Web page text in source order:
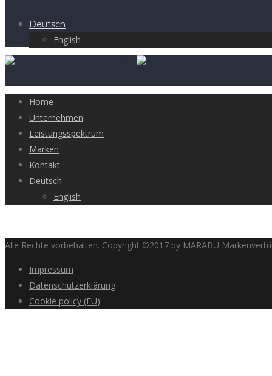
Deutsch
English
Home
Unternehmen
Leistungsspektrum
Marken
Kontakt
Deutsch
English
Alle Rechte vorbehalten. Copyright ©2017 by MARABU
Impressum
Datenschutzerklärung
Cookie policy (EU)